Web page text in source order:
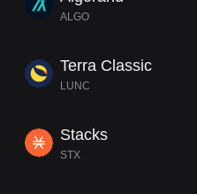
ALGO
Terra Classic
LUNC
Stacks
STX